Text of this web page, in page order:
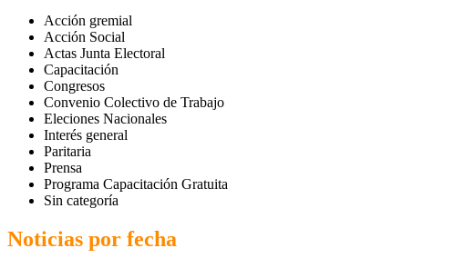
Acción gremial
Acción Social
Actas Junta Electoral
Capacitación
Congresos
Convenio Colectivo de Trabajo
Eleciones Nacionales
Interés general
Paritaria
Prensa
Programa Capacitación Gratuita
Sin categoría
Noticias por fecha